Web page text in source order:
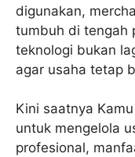
digunakan,
tumbuh di tengah
teknologi bukan
agar usaha tetap
Kini saatnya
untuk mengelola
profesional,